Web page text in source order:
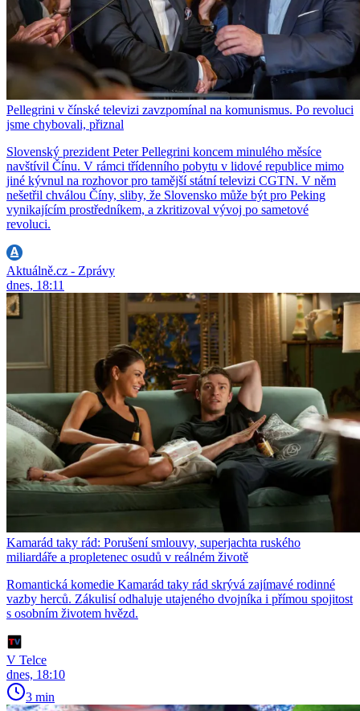
Pellegrini v čínské televizi zavzpomínal na komunismus. Po revoluci
jsme chybovali, přiznal
Slovenský prezident Peter Pellegrini koncem minulého měsíce
navštívil Čínu. V rámci třídenního pobytu v lidové republice mimo
jiné kývnul na rozhovor pro tamější státní televizi CGTN. V něm
nešetřil chválou Číny, sliby, že Slovensko může být pro Peking
vynikajícím prostředníkem, a zkritizoval vývoj po sametové
revoluci.
Aktuálně.cz - Zprávy
dnes, 18:11
Kamarád taky rád: Porušení smlouvy, superjachta ruského
miliardáře a propletenec osudů v reálném životě
Romantická komedie Kamarád taky rád skrývá zajímavé rodinné
vazby herců. Zákulisí odhaluje utajeného dvojníka i přímou spojitost
s osobním životem hvězd.
V Telce
dnes, 18:10
3 min